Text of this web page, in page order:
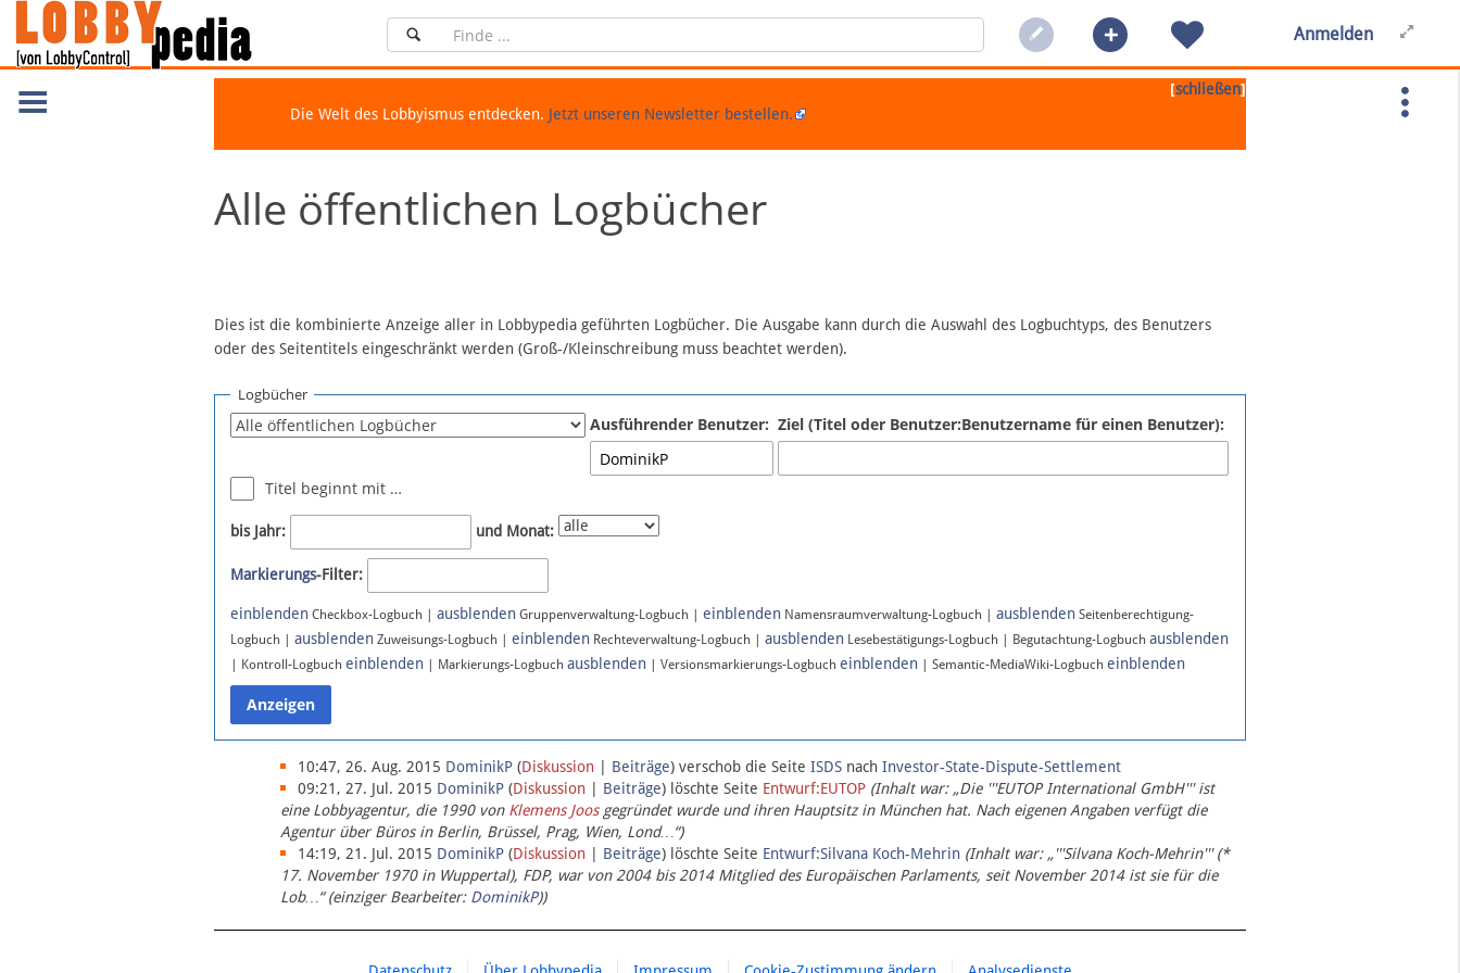
Anmelden
[schließen]
Die Welt des Lobbyismus entdecken. Jetzt unseren Newsletter bestellen.
Alle öffentlichen Logbücher
Dies ist die kombinierte Anzeige aller in Lobbypedia geführten Logbücher. Die Ausgabe kann durch die Auswahl des Logbuchtyps, des Benutzers
oder des Seitentitels eingeschränkt werden (Groß-/Kleinschreibung muss beachtet werden).
Logbücher
Ausführender Benutzer: Ziel (Titel oder Benutzer:Benutzername für einen Benutzer):
Titel beginnt mit …
bis Jahr: und Monat:
Markierungs-Filter:
einblenden Checkbox-Logbuch | ausblenden Gruppenverwaltung-Logbuch | einblenden Namensraumverwaltung-Logbuch | ausblenden Seitenberechtigung-
Logbuch | ausblenden Zuweisungs-Logbuch | einblenden Rechteverwaltung-Logbuch | ausblenden Lesebestätigungs-Logbuch | Begutachtung-Logbuch ausblenden
| Kontroll-Logbuch einblenden | Markierungs-Logbuch ausblenden | Versionsmarkierungs-Logbuch einblenden | Semantic-MediaWiki-Logbuch einblenden
10:47, 26. Aug. 2015 DominikP (Diskussion | Beiträge) verschob die Seite ISDS nach Investor-State-Dispute-Settlement
09:21, 27. Jul. 2015 DominikP (Diskussion | Beiträge) löschte Seite Entwurf:EUTOP (Inhalt war: „Die '''EUTOP International GmbH''' ist
eine Lobbyagentur, die 1990 von Klemens Joosgegründet wurde und ihren Hauptsitz in München hat. Nach eigenen Angaben verfügt die
Agentur über Büros in Berlin, Brüssel, Prag, Wien, Lond…“)
14:19, 21. Jul. 2015 DominikP (Diskussion | Beiträge) löschte Seite Entwurf:Silvana Koch-Mehrin (Inhalt war: „'''Silvana Koch-Mehrin''' (*
17. November 1970 in Wuppertal), FDP, war von 2004 bis 2014 Mitglied des Europäischen Parlaments, seit November 2014 ist sie für die
Lob…“ (einziger Bearbeiter: DominikP))